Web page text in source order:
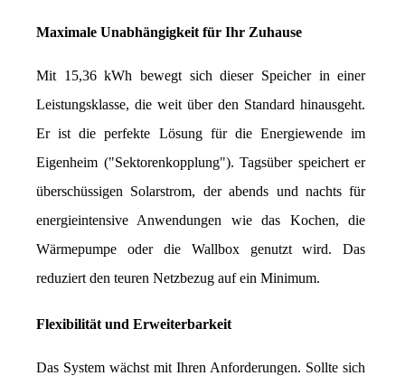
Maximale Unabhängigkeit für Ihr Zuhause
Mit 15,36 kWh bewegt sich dieser Speicher in einer
Leistungsklasse, die weit über den Standard hinausgeht.
Er ist die perfekte Lösung für die Energiewende im
Eigenheim ("Sektorenkopplung"). Tagsüber speichert er
überschüssigen Solarstrom, der abends und nachts für
energieintensive Anwendungen wie das Kochen, die
Wärmepumpe oder die Wallbox genutzt wird. Das
reduziert den teuren Netzbezug auf ein Minimum.
Flexibilität und Erweiterbarkeit
Das System wächst mit Ihren Anforderungen. Sollte sich